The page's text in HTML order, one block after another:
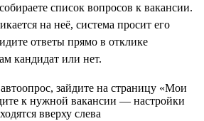
список вопросов к вакансии.
на неё, система просит его
ответы прямо в отклике
кандидат или нет.